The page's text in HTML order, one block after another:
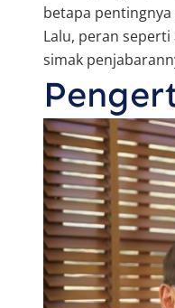
betapa pentingnya
Lalu, peran
simak